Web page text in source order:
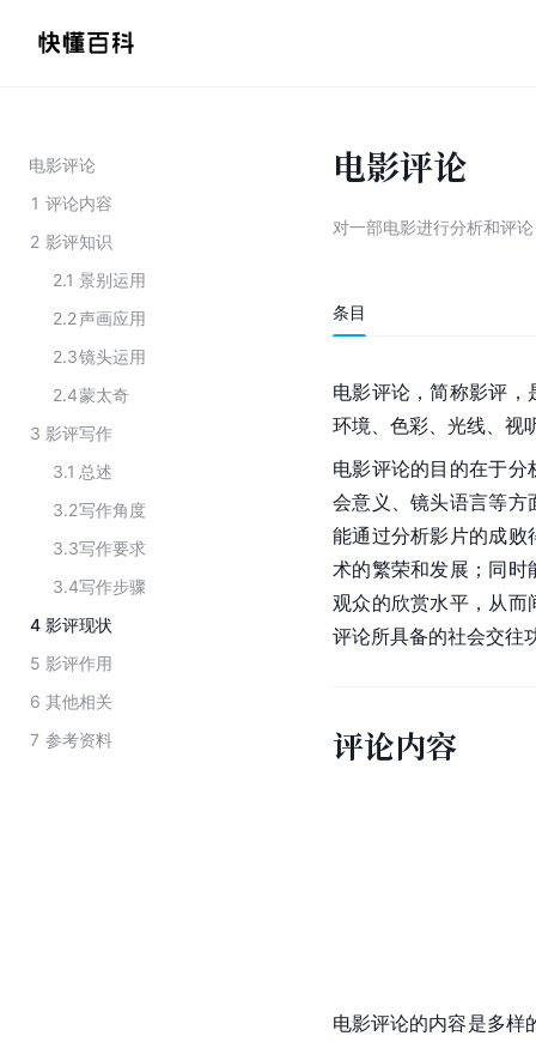
电影评论
1 评论内容
2 影评知识
2.1 景别运用
2.2声画应用
2.3镜头运用
2.4蒙太奇
3 影评写作
3.1 总述
3.2写作角度
3.3写作要求
3.4写作步骤
4 影评现状
5 影评作用
6 其他相关
7 参考资料
电影评论
对一部电影进行分析和评论
条目
电影评论，简称影评
环境、色彩、光线、视
电影评论的目的在于
会意义、镜头语言等方
能通过分析影片的成败
术的繁荣和发展；同时
观众的欣赏水平，从而
评论所具备的社会交往
评论内容
电影评论的内容是多样